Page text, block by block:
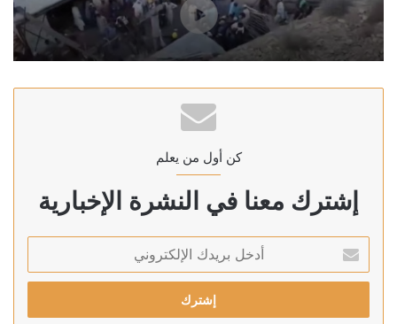
كن أول من يعلم
إشترك معنا في النشرة الإخبارية
بريدك
الإلكتروني